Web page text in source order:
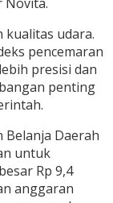
kualitas udara.
pencemaran
presisi dan
penting
Belanja Daerah
untuk
Rp 9,4
anggaran